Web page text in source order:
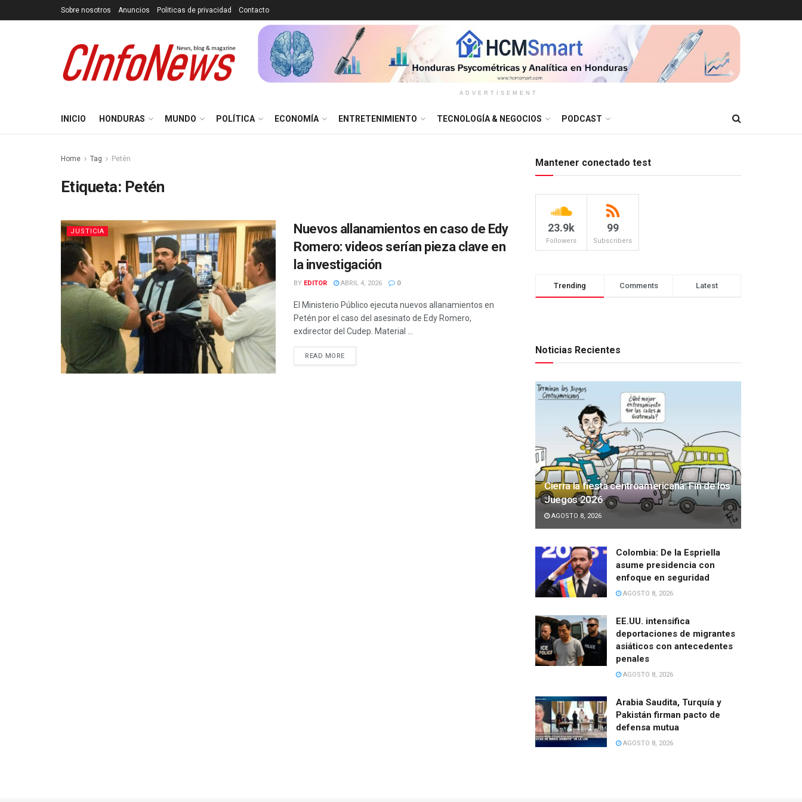
Sobre nosotros Anuncios Politicas de privacidad Contacto
ADVERTISEMENT
INICIO HONDURAS MUNDO POLÍTICA ECONOMÍA ENTRETENIMIENTO TECNOLOGÍA & NEGOCIOS PODCAST
Home Tag Petén
Etiqueta: Petén
JUSTICIA
Nuevos allanamientos en caso de Edy
Romero: videos serían pieza clave en
la investigación
BY EDITOR ABRIL 4, 2026 0
El Ministerio Público ejecuta nuevos allanamientos en
Petén por el caso del asesinato de Edy Romero,
exdirector del Cudep. Material ...
READ MORE
Mantener conectado test
23.9k
Followers
99
Subscribers
Trending Comments Latest
Noticias Recientes
Cierra la fiesta centroamericana: Fin de los
Juegos 2026
AGOSTO 8, 2026
Colombia: De la Espriella
asume presidencia con
enfoque en seguridad
AGOSTO 8, 2026
EE.UU. intensifica
deportaciones de migrantes
asiáticos con antecedentes
penales
AGOSTO 8, 2026
Arabia Saudita, Turquía y
Pakistán firman pacto de
defensa mutua
AGOSTO 8, 2026